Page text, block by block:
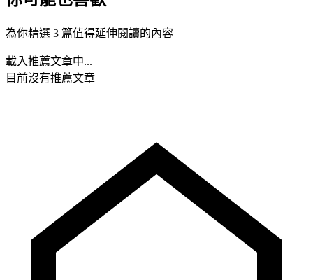
為你精選 3 篇值得延伸閱讀的內容
載入推薦文章中...
目前沒有推薦文章